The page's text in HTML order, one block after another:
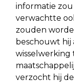
informatie
verwachtte
zouden
beschouwt hij
wisselwerking
verzocht hij